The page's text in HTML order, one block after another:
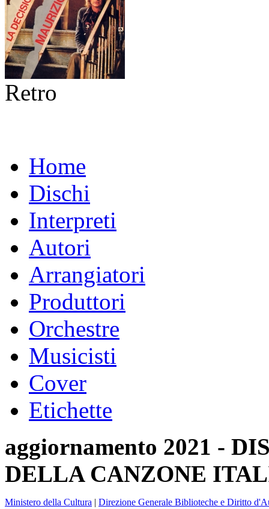
Retro
Home
Dischi
Interpreti
Autori
Arrangiatori
Produttori
Orchestre
Musicisti
Cover
Etichette
aggiornamento 2021 -
DELLA CANZONE
Ministero della Cultura | Direzione Generale Biblioteche e Diritto